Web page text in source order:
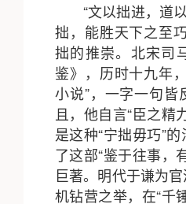
“文以拙进，道
拙，能胜天下之至
拙的推崇。北宋司
鉴》，历时十九年
小说”，一字一句皆
且，他自言“臣之精
是这种“宁拙毋巧”
了这部“鉴于往事，
巨著。明代于谦为
机钻营之举，在“千